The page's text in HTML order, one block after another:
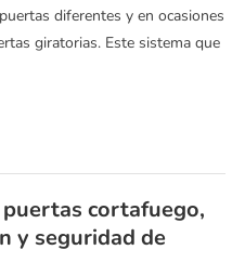
diferentes y en ocasiones
giratorias. Este sistema que
cortafuego,
y seguridad de